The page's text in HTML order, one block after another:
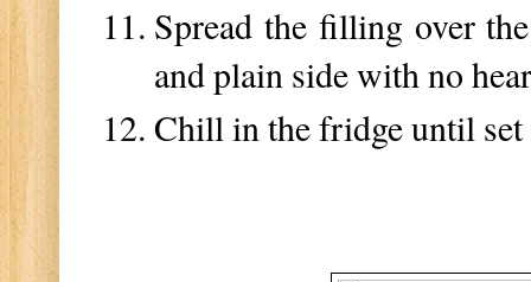
Spread the filling over
and plain side with no
Chill in the fridge until